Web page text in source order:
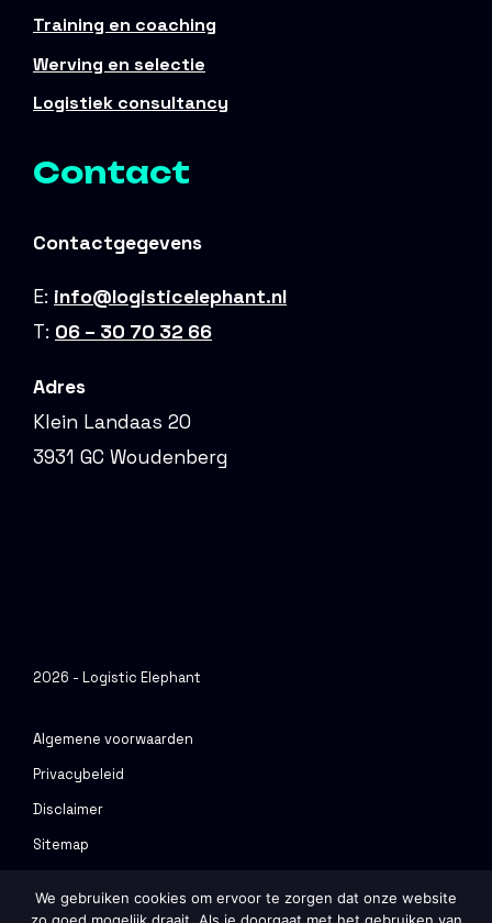
Training en coaching
Werving en selectie
Logistiek consultancy
Contact
Contactgegevens
E: info@logisticelephant.nl
T: 06 – 30 70 32 66
Adres
Klein Landaas 20
3931 GC Woudenberg
2026 - Logistic Elephant
Algemene voorwaarden
Privacybeleid
Disclaimer
Sitemap
We gebruiken cookies om ervoor te zorgen dat onze website